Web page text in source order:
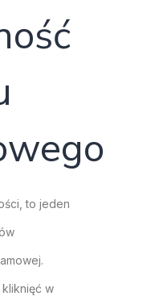
to jeden
w